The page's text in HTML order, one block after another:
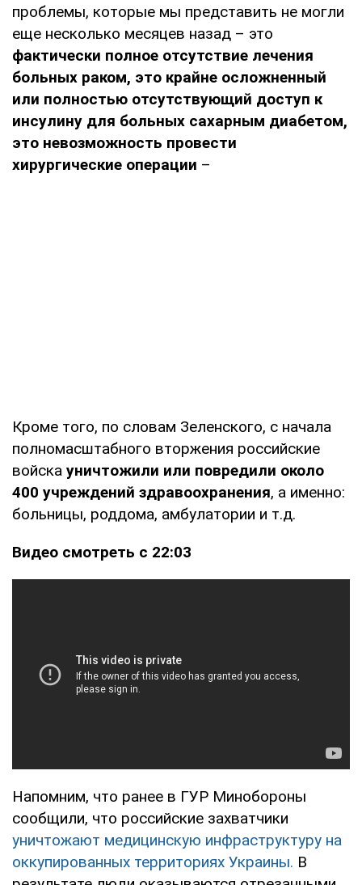
проблемы, которые мы представить не могли
еще несколько месяцев назад – это
фактически полное отсутствие лечения
больных раком, это крайне осложненный
или полностью отсутствующий доступ к
инсулину для больных сахарным диабетом,
это невозможность провести
хирургические операции –
Кроме того, по словам Зеленского, с начала
полномасштабного вторжения российские
войска уничтожили или повредили около
400 учреждений здравоохранения, а именно:
больницы, роддома, амбулатории и т.д.
Видео смотреть с 22:03
Напомним, что ранее в ГУР Минобороны
сообщили, что российские захватчики
уничтожают медицинскую инфраструктуру на
оккупированных территориях Украины. В